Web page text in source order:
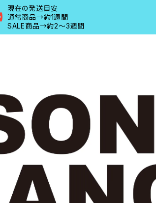
現在の発送目安
通常商品→約1週間
SALE商品→約2〜3週間